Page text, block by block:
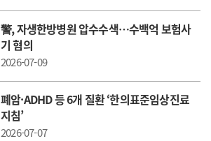
警, 자생한방병원 압수수색…수백억 보험사
기 혐의
2026-07-09
폐암·ADHD 등 6개 질환 ‘한의표준임상진료
지침’
2026-07-07